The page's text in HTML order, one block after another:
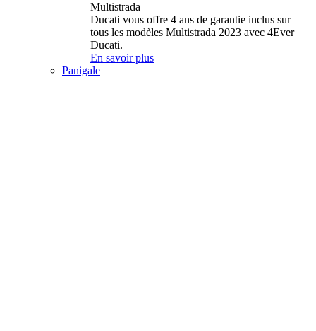
Multistrada
Ducati vous offre 4 ans de garantie inclus sur
tous les modèles Multistrada 2023 avec 4Ever
Ducati.
En savoir plus
Panigale